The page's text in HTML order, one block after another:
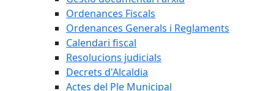
Ordenances Fiscals
Ordenances Generals i Reglaments
Calendari fiscal
Resolucions judicials
Decrets d'Alcaldia
Actes del Ple Municipal